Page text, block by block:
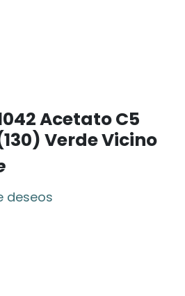
Acetato C5
Verde Vicino
deseos